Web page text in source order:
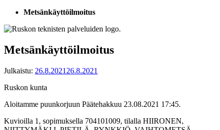
Metsänkäyttöilmoitus
Metsänkäyttöilmoitus
Julkaistu: 26.8.2021 26.8.2021
Ruskon kunta
Aloitamme puunkorjuun Päätehakkuu 23.08.2021 17:45.
Kuvioilla 1, sopimuksella 704101009, tilalla HIIRONEN,